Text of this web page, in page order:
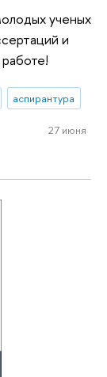
ученых
и
аспирантура
27 июня